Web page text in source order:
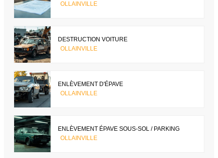
OLLAINVILLE
DESTRUCTION VOITURE
OLLAINVILLE
ENLÈVEMENT D'ÉPAVE
OLLAINVILLE
ENLÈVEMENT ÉPAVE SOUS-SOL / PARKING
OLLAINVILLE